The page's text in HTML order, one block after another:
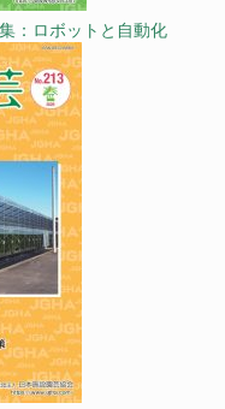
：ロボットと自動化